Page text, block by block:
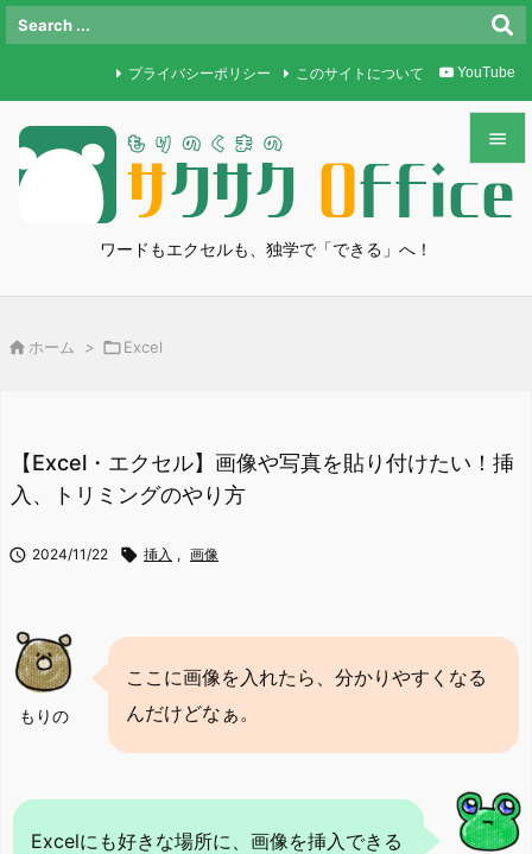
ワードもエクセルも、独学で「できる」へ！


メニュ
検索
プライバシーポリシー このサイトについて YouTube
 ホーム > Excel
【Excel・エクセル】画像や写真を貼り付けたい！挿
入、トリミングのやり方
 2024/11/22  挿入 , 画像
もりの
ここに画像を入れたら、分かりやすくなる
んだけどなぁ。
Excelにも好きな場所に、画像を挿入できる